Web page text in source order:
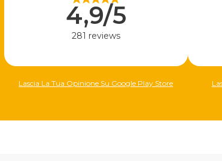
4,9/5
281 reviews
Lascia La Tua Opinione Su Google Play Store